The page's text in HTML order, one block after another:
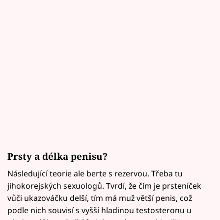
Prsty a délka penisu?
Následující teorie ale berte s rezervou. Třeba tu
jihokorejských sexuologů. Tvrdí, že čím je prsteníček
vůči ukazováčku delší, tím má muž větší penis, což
podle nich souvisí s vyšší hladinou testosteronu u